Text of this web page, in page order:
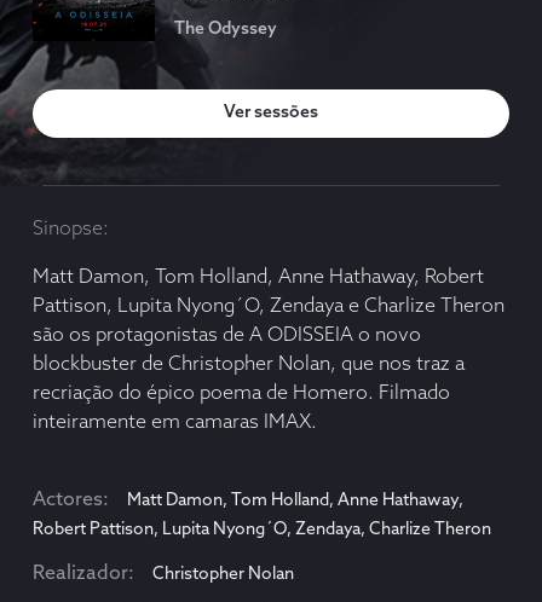
The Odyssey
ver sessões
sinopse
Matt Damon, Tom Holland, Anne Hathaway, Robert
Pattison, Lupita Nyong´O, Zendaya e Charlize Theron
são os protagonistas de A ODISSEIA o novo
blockbuster de Christopher Nolan, que nos traz a
recriação do épico poema de Homero. Filmado
inteiramente em camaras IMAX.
actores
Matt Damon, Tom Holland, Anne Hathaway,
Robert Pattison, Lupita Nyong´O, Zendaya, Charlize Theron
realizador Christopher Nolan